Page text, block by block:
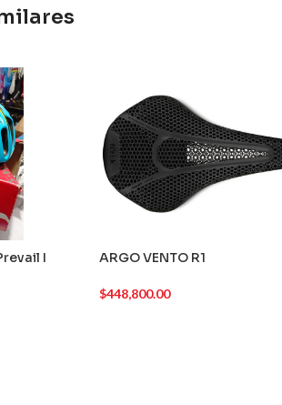
I ARGO VENTO R1
$448,800.00